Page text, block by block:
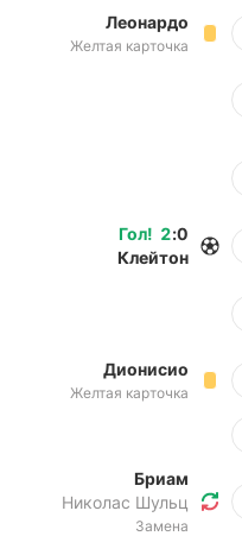
Леонардо
Желтая карточка
Гол! 2:0
Клейтон
Дионисио
Желтая карточка
Бриам
Николас Шульц
Замена